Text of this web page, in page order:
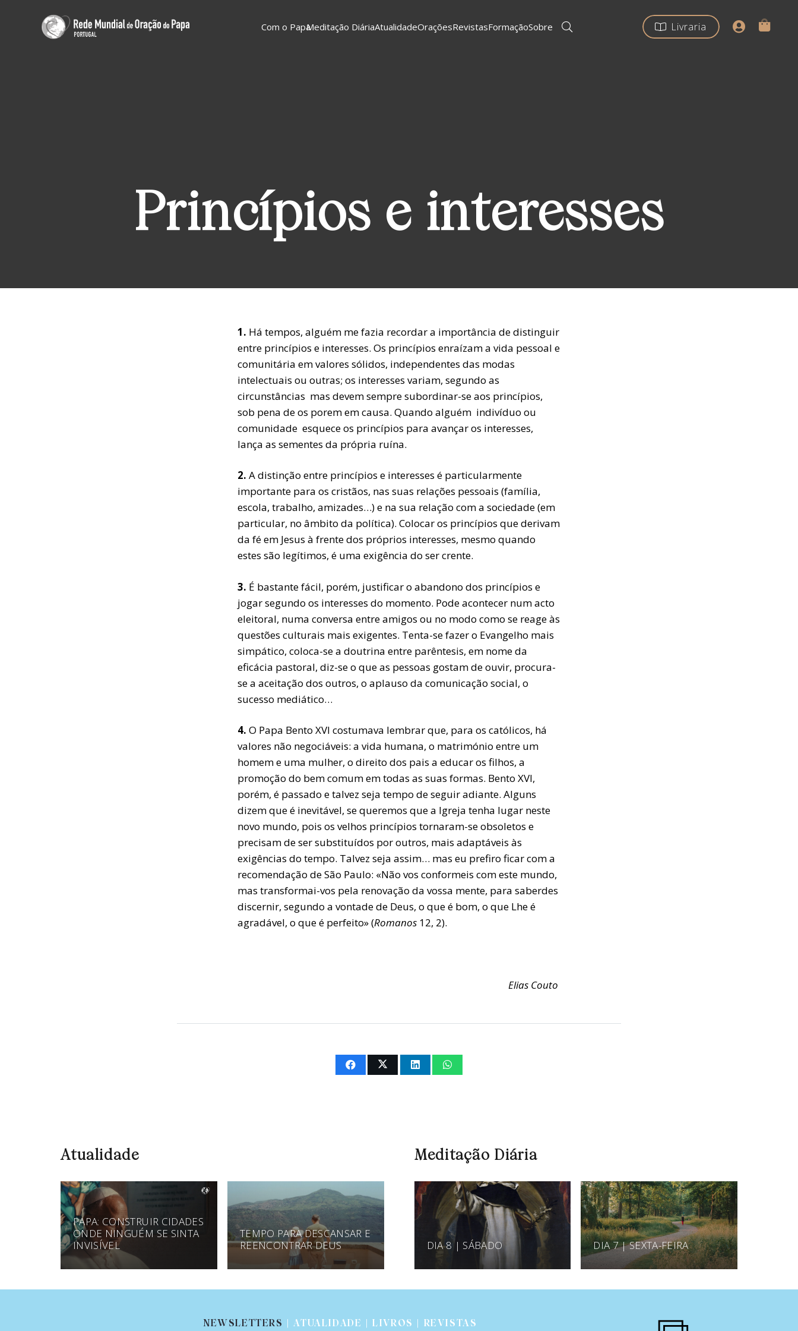
Com o PapaMeditação DiáriaAtualidadeOraçõesRevistasFormaçãoSobre Livraria
Princípios e interesses
1. Há tempos, alguém me fazia recordar a importância de distinguir
entre princípios e interesses. Os princípios enraízam a vida pessoal e
comunitária em valores sólidos, independentes das modas
intelectuais ou outras; os interesses variam, segundo as
circunstâncias  mas devem sempre subordinar-se aos princípios,
sob pena de os porem em causa. Quando alguém  indivíduo ou
comunidade  esquece os princípios para avançar os interesses,
lança as sementes da própria ruína.
2. A distinção entre princípios e interesses é particularmente
importante para os cristãos, nas suas relações pessoais (família,
escola, trabalho, amizades…) e na sua relação com a sociedade (em
particular, no âmbito da política). Colocar os princípios que derivam
da fé em Jesus à frente dos próprios interesses, mesmo quando
estes são legítimos, é uma exigência do ser crente.
3. É bastante fácil, porém, justificar o abandono dos princípios e
jogar segundo os interesses do momento. Pode acontecer num acto
eleitoral, numa conversa entre amigos ou no modo como se reage às
questões culturais mais exigentes. Tenta-se fazer o Evangelho mais
simpático, coloca-se a doutrina entre parêntesis, em nome da
eficácia pastoral, diz-se o que as pessoas gostam de ouvir, procura-
se a aceitação dos outros, o aplauso da comunicação social, o
sucesso mediático…
4. O Papa Bento XVI costumava lembrar que, para os católicos, há
valores não negociáveis: a vida humana, o matrimónio entre um
homem e uma mulher, o direito dos pais a educar os filhos, a
promoção do bem comum em todas as suas formas. Bento XVI,
porém, é passado e talvez seja tempo de seguir adiante. Alguns
dizem que é inevitável, se queremos que a Igreja tenha lugar neste
novo mundo, pois os velhos princípios tornaram-se obsoletos e
precisam de ser substituídos por outros, mais adaptáveis às
exigências do tempo. Talvez seja assim… mas eu prefiro ficar com a
recomendação de São Paulo: «Não vos conformeis com este mundo,
mas transformai-vos pela renovação da vossa mente, para saberdes
discernir, segundo a vontade de Deus, o que é bom, o que Lhe é
agradável, o que é perfeito» (Romanos12, 2).
Elias Couto
Atualidade
PAPA: CONSTRUIR CIDADES
ONDE NINGUÉM SE SINTA
INVISÍVEL
TEMPO PARA DESCANSAR E
REENCONTRAR DEUS
Meditação Diária
DIA 8 | SÁBADO DIA 7 | SEXTA-FEIRA
NEWSLETTERS | ATUALIDADE | LIVROS | REVISTAS